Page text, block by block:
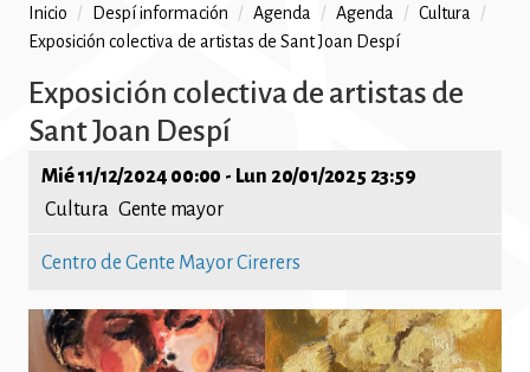
Ruta
de
navegación
Inicio / Despí información / Agenda / Agenda / Cultura
/
Exposición colectiva de artistas de Sant Joan Despí
Exposición colectiva de artistas de
Sant Joan Despí
Mié 11/12/2024 00:00 - Lun 20/01/2025 23:59
Cultura Gente mayor
Centro de Gente Mayor Cirerers
Imatge